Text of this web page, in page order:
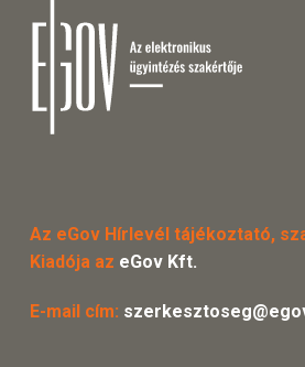
Az eGov Hírlevél tájékoztató,
Kiadója az eGov Kft.
E-mail cím: